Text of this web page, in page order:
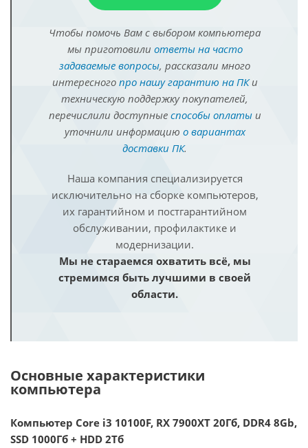
Чтобы помочь Вам с выбором компьютера
мы приготовили ответы на часто
задаваемые вопросы, рассказали много
интересного про нашу гарантию на ПКи
техническую поддержку покупателей,
перечислили доступные способы оплатыи
уточнили информацию о вариантах
доставки ПК.
Наша компания специализируется
исключительно на сборке компьютеров,
их гарантийном и постгарантийном
обслуживании, профилактике и
модернизации.
Мы не стараемся охватить всё, мы
стремимся быть лучшими в своей
области.
Основные характеристики
компьютера
Компьютер Core i3 10100F, RX 7900XT 20Гб, DDR4 8Gb,
SSD 1000Гб + HDD 2Тб